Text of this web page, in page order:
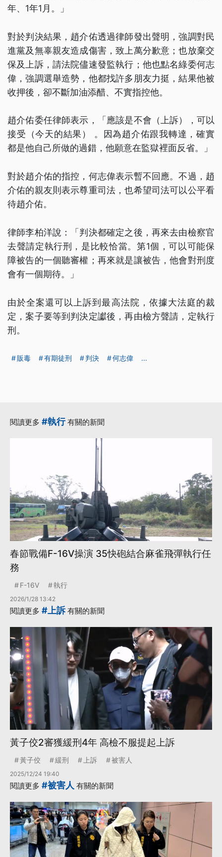
年、1年1月。」
對於判決結果，趙介佑透過律師發出聲明，強調對民
進黨及無辜親友造成傷害，致上萬分歉意；也放棄交
保及上訴，請法院儘速發監執行；他也點名綠委何志
偉，強調選舉造勢，他都找許多朋友力挺，結果他被
收押後，卻不斷加油添醋、不實指控他。
趙介佑委任律師表示，「應該是不會（上訴），可以
接受（今天的結果） 。因為趙介佑跟我轉達，確實
都是他自己所做的過錯，他願意在監獄裡面反省。」
對於趙介佑的指控，何志偉表示暫不回應。不過，趙
介佑的親友則表示尊重司法，也希望司法可以公平看
待趙介佑。
律師李柏洋說：「判決都確定之後，再來去由檢察官
去聲請定執行刑，是比較恰當。第1個，可以可能保
障被告的一個聽審權；再來就是讓被告，他會對刑度
會有一個期待。」
由於全案還可以上訴到最高法院，依據大法庭的裁
定，案子要等到判決定讞後，再由檢方聲請，定執行
刑。
販毒 有期徒刑 判決 何志偉 ...
閱讀更多 #執行有關的新聞
春節戰備F-16V操演 35快砲結合麻雀飛彈執行任
務
F-16V 執行
2026/1/28 13:42
閱讀更多 #上訴有關的新聞
黃子佼2審獲緩刑4年 高檢不服提起上訴
黃子佼 緩刑 上訴 被害人
2025/12/24 19:40
閱讀更多 #被害人 有關的新聞